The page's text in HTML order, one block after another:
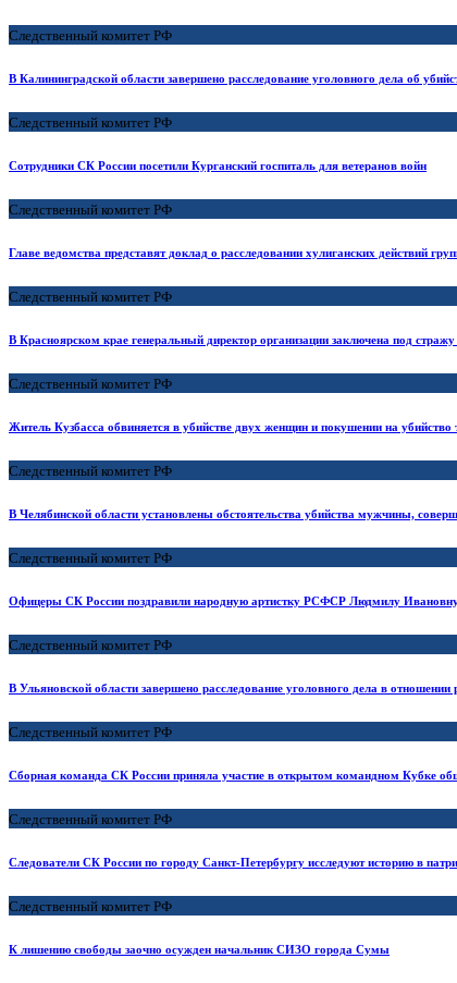
Следственный комитет РФ
В Калининградской области завершено расследование уголовного дела об
Следственный комитет РФ
Сотрудники СК России посетили Курганский госпиталь для ветеранов войн
Следственный комитет РФ
Главе ведомства представят доклад о расследовании хулиганских действий
Следственный комитет РФ
В Красноярском крае генеральный директор организации заключена под
Следственный комитет РФ
Житель Кузбасса обвиняется в убийстве двух женщин и покушении на убийство
Следственный комитет РФ
В Челябинской области установлены обстоятельства убийства мужчины,
Следственный комитет РФ
Офицеры СК России поздравили народную артистку РСФСР Людмилу
Следственный комитет РФ
В Ульяновской области завершено расследование уголовного дела в
Следственный комитет РФ
Сборная команда СК России приняла участие в открытом командном Кубке
Следственный комитет РФ
Следователи СК России по городу Санкт-Петербургу исследуют историю в
Следственный комитет РФ
К лишению свободы заочно осужден начальник СИЗО города Сумы